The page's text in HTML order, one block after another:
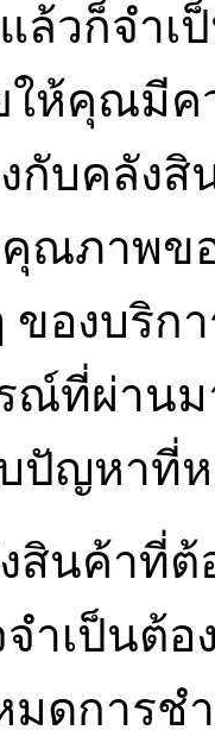
ล้วก็จำเ
ให้คุณมี
กับคลัง
คุณภาพ
ของบริก
ณ์ที่ผ่าน
ปัญหาที่
สินค้าที่ต้
ำเป็นต้อ
มดการช